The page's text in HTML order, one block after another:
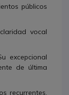
públicos
vocal
excepcional
de última
recurrentes,